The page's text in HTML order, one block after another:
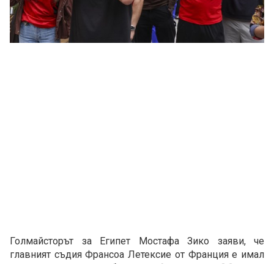
Голмайсторът за Египет Мостафа Зико заяви, че
главният съдия Франсоа Летексие от Франция е имал